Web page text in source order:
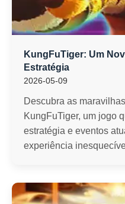
KungFuTiger: Um
Estratégia
2026-05-09
Descubra as
KungFuTiger, um jogo
estratégia e eventos
experiência